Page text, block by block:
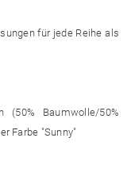
für jede Reihe als
(50% Baumwolle/50%
Farbe "Sunny"